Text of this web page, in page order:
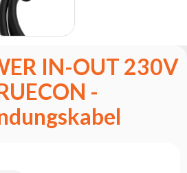
IN-OUT 230V
-